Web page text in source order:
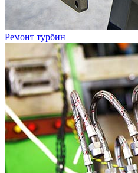
Ремонт турбин